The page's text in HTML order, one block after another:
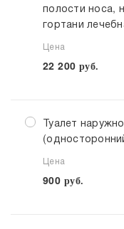
полости носа,
гортани
Цена
22 200 руб.
Туалет
Цена
900 руб.